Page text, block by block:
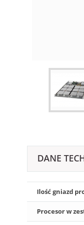
DANE
Ilość gniazd
Procesor w